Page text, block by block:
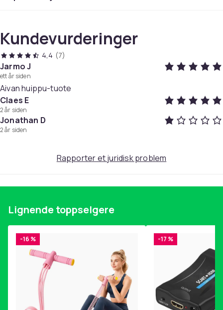
Farge: Gjennomsiktig / gjennomsiktig
Artikkel nr.
27c7c12b-f788-4dcc-86fe-8f35a70e4047
Produktsikkerhetsinformasjon
Kundevurderinger
4,4 (7)
Jarmo J
ett år siden
Aivan huippu-tuote
Claes E
2 år siden
Jonathan D
2 år siden
Rapporter et juridisk problem
Lignende toppselgere
-16 % -17 %